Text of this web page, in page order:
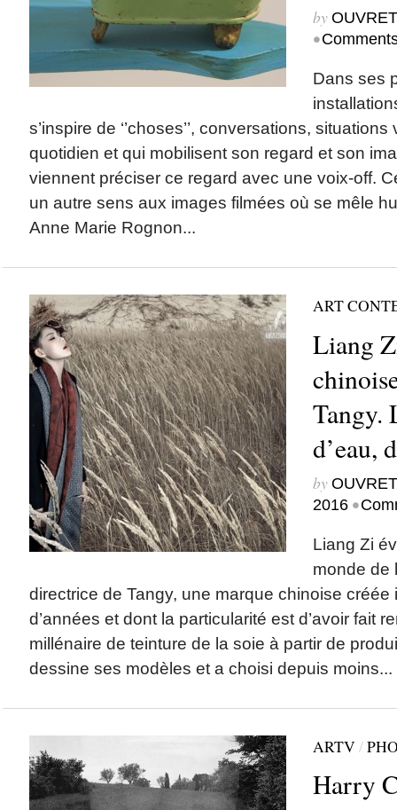
by
•
Dans ses
s’inspire de ‘’choses’’, conversations,
quotidien et qui mobilisent son regard et son
viennent préciser ce regard avec une voix-off.
un autre sens aux images filmées où se mêle
Anne Marie Rognon...
ART
Liang
Tangy.
d’eau,
by
2016 •
Liang Zi
monde de
directrice de Tangy, une marque chinoise créée
d’années et dont la particularité est d’avoir fait
millénaire de teinture de la soie à partir de
dessine ses modèles et a choisi depuis moins...
ARTV /
Harry